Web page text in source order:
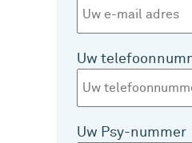
Uw
Uw Psy-nummer